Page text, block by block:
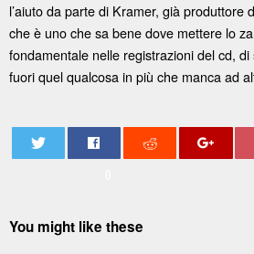
l’aiuto da parte di Kramer, già produttore
che è uno che sa bene dove mettere lo
fondamentale nelle registrazioni del cd,
fuori quel qualcosa in più che manca ad
You might like these